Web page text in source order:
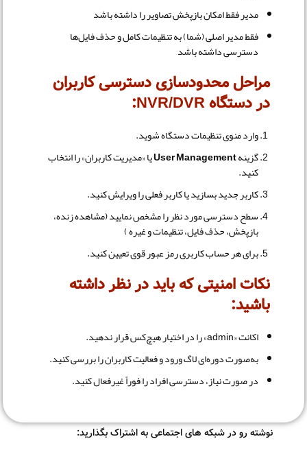
مدیر فقط امکان بازپخش تصاویر را داشته باشد
فقط مدیر اصلی (شما) به تنظیمات کامل و حذف فایل‌ها
دسترسی داشته باشد
مراحل محدودسازی دسترسی کاربران
در دستگاه NVR/DVR:
وارد منوی تنظیمات دستگاه شوید.
گزینهUser Managementیا «مدیریت کاربران» را انتخاب
کنید.
کاربر جدید بسازید یا کاربر فعلی را ویرایش کنید.
سطح دسترسی مورد نظر را مشخص نمایید (مشاهده زنده،
بازپخش، حذف فایل، تنظیمات و غیره )
برای هر حساب کاربری رمز عبور قوی تعیین کنید.
نکات امنیتی که باید در نظر داشته
باشید:
اکانت «admin» را در اختیار هیچ‌کس قرار ندهید.
به‌صورت دوره‌ای لاگ ورود و فعالیت کاربران را بررسی کنید.
در صورت نیاز، دسترسی افراد را فوراً غیرفعال کنید.
نوشته رو در شبکه های اجتماعی به اشتراک بگذارید: